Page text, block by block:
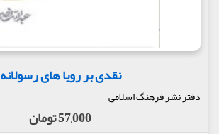
نقدی بر رویا های رسولانه
دفتر نشر فرهنگ اسلامی
57,000 تومان